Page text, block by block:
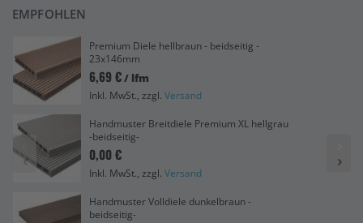
EMPFOHLEN
Premium Diele hellbraun - beidseitig -
23x146mm
6,69 €/ lfm
Inkl. MwSt., zzgl. Versand
Handmuster Breitdiele Premium XL hellgrau
-beidseitig-
0,00 €
Inkl. MwSt., zzgl. Versand
Handmuster Volldiele dunkelbraun -
beidseitig-